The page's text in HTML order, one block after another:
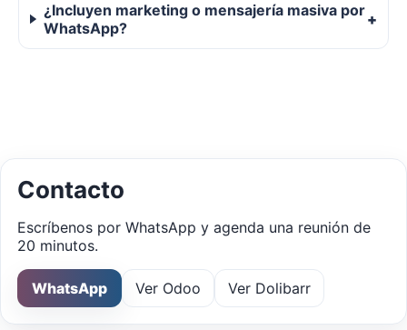
¿Incluyen marketing o mensajería masiva por
WhatsApp?
Contacto
Escríbenos por WhatsApp y agenda una reunión de
20 minutos.
WhatsApp Ver Odoo Ver Dolibarr